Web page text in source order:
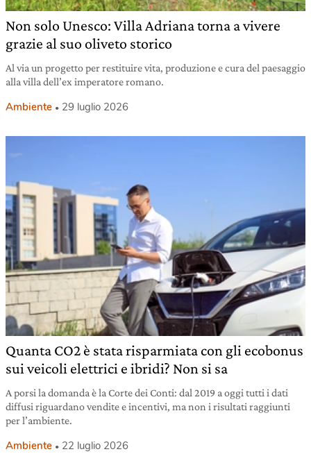
Non solo Unesco: Villa Adriana torna a vivere
grazie al suo oliveto storico
Al via un progetto per restituire vita, produzione e cura del paesaggio
alla villa dell’ex imperatore romano.
Ambiente 29 luglio 2026
Quanta CO2 è stata risparmiata con gli ecobonus
sui veicoli elettrici e ibridi? Non si sa
A porsi la domanda è la Corte dei Conti: dal 2019 a oggi tutti i dati
diffusi riguardano vendite e incentivi, ma non i risultati raggiunti
per l’ambiente.
Ambiente 22 luglio 2026